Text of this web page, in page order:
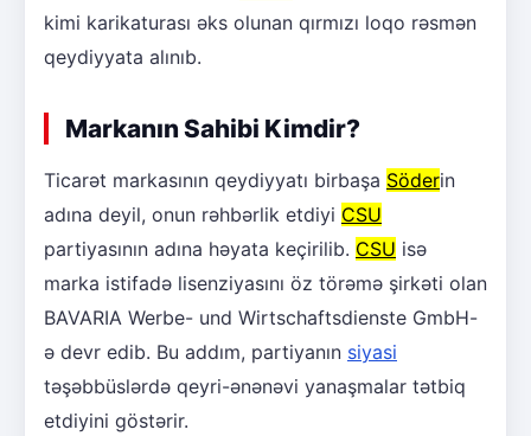
kimi karikaturası əks olunan qırmızı loqo rəsmən
qeydiyyata alınıb.
Markanın Sahibi Kimdir?
Ticarət markasının qeydiyyatı birbaşa Söderin
adına deyil, onun rəhbərlik etdiyi CSU
partiyasının adına həyata keçirilib. CSU isə
marka istifadə lisenziyasını öz törəmə şirkəti olan
BAVARIA Werbe- und Wirtschaftsdienste GmbH-
ə devr edib. Bu addım, partiyanın siyasi
təşəbbüslərdə qeyri-ənənəvi yanaşmalar tətbiq
etdiyini göstərir.